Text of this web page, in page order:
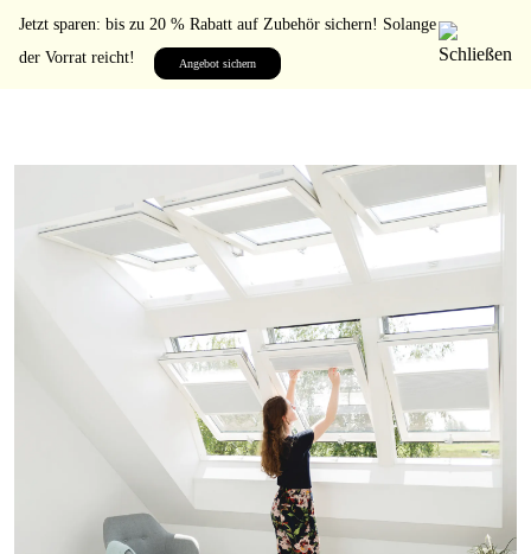
Jetzt sparen: bis zu 20 % Rabatt auf Zubehör sichern! Solange
der Vorrat reicht!
Angebot sichern